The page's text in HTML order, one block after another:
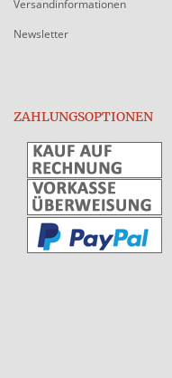
Versandinformationen
Newsletter
ZAHLUNGSOPTIONEN